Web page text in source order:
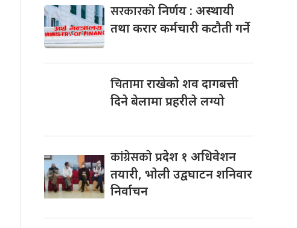
सरकारकोनिर्णय : अस्थायी
तथा करार कर्मचारी कटौती गर्ने
चितामाराखेको शव दागबत्ती
दिने बेलामा प्रहरीले लग्यो
कांग्रेसकाेप्रदेश १ अधिवेशन
तयारी, भाेली उद्वघाटन शनिवार
निर्वाचन